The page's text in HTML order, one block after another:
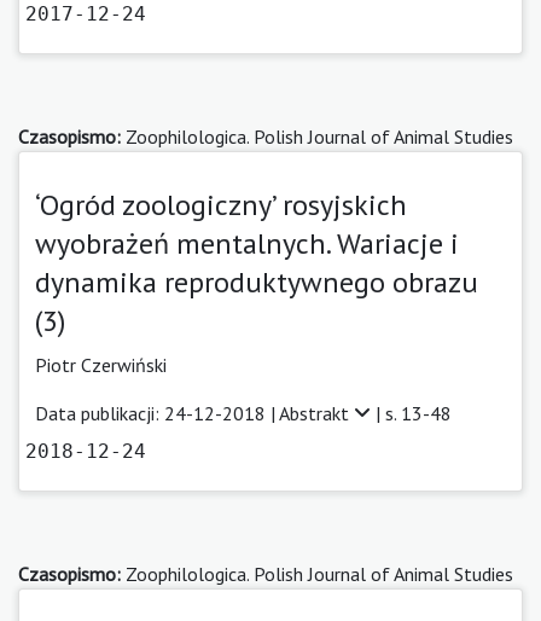
2017-12-24
Czasopismo: Zoophilologica. Polish Journal of Animal Studies
‘Ogród zoologiczny’ rosyjskich
wyobrażeń mentalnych. Wariacje i
dynamika reproduktywnego obrazu
(3)
Piotr Czerwiński
Data publikacji: 24-12-2018 | Abstrakt | s. 13-48
2018-12-24
Czasopismo: Zoophilologica. Polish Journal of Animal Studies